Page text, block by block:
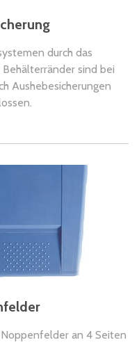
durch das
sind bei
Aushebesicherungen
an 4 Seiten